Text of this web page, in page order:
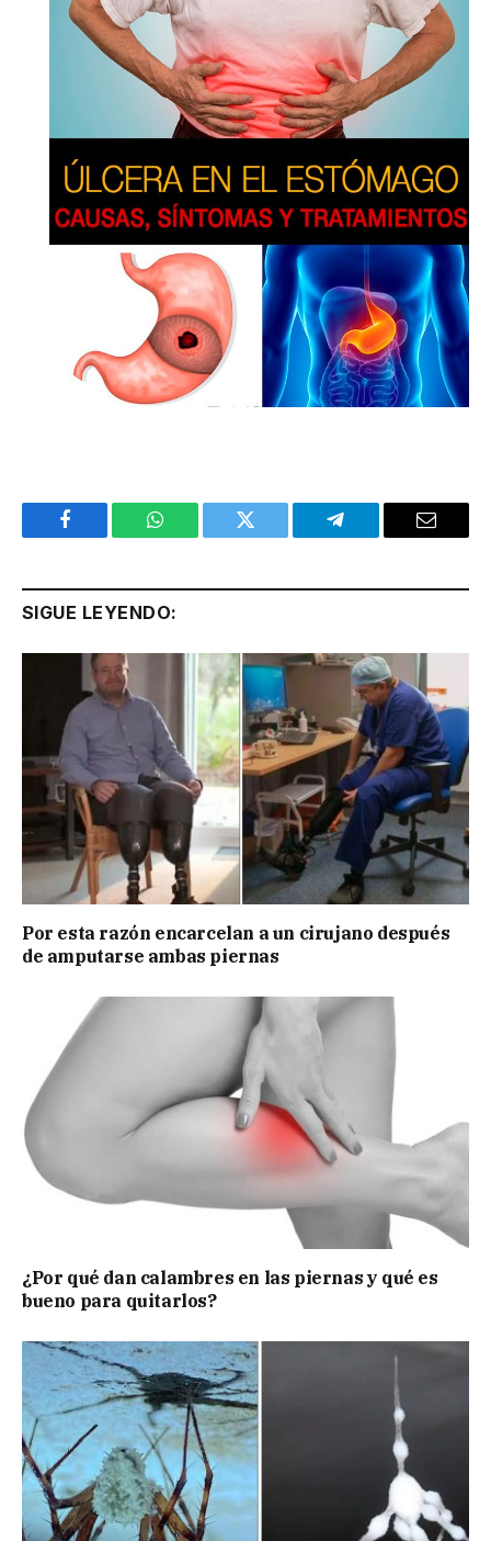
Facebook WhatsApp Twitter Telegram Email
SIGUE LEYENDO:
Por esta razón encarcelan a un cirujano después
de amputarse ambas piernas
¿Por qué dan calambres en las piernas y qué es
bueno para quitarlos?